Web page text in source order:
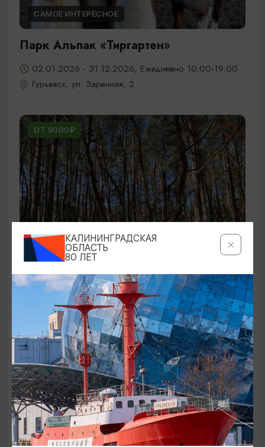
САМОЕ ИНТЕРЕСНОЕ
Парк Альпак «Тиргартен»
02.01.2026 - 31.12.2026, Ежедневно 10:00-19:00
Гурьевск, ул. Заречная, 2
ОТ 9000₽
ЭКСКУРСИИ УЧРЕЖДЕНИЙ КУЛЬТУРЫ
Аудиоспектакль «Истории Куршской
косы»
01.02.2026 - 31.12.2026, 13:00
Куршская коса
ОТ 2500₽
КАЛИНИНГРАДСКАЯ
ОБЛАСТЬ
80 ЛЕТ